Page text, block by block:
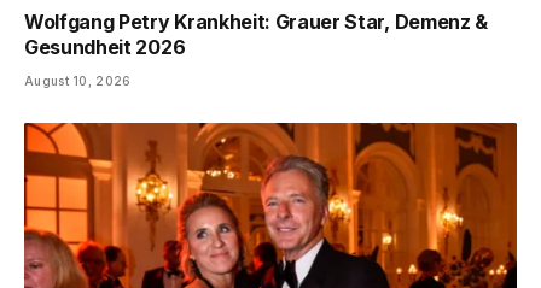
Wolfgang Petry Krankheit: Grauer Star, Demenz &
Gesundheit 2026
August 10, 2026